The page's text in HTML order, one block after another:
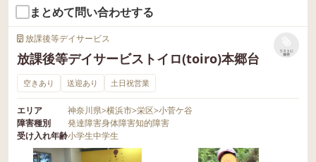
まとめて問い合わせする
放課後等デイサービス
放課後等デイサービストイロ(toiro)本郷台
リストに
保存
空きあり 送迎あり 土日祝営業
エリア 神奈川県>横浜市>栄区>小菅ケ谷
障害種別
発達障害身体障害知的障害
受け入れ年齢小学生中学生